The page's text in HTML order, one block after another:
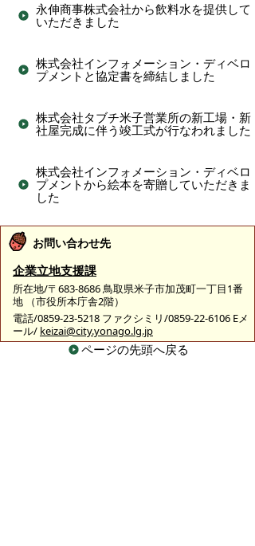
永伸商事株式会社から飲料水を提供して
いただきました
株式会社インフォメーション・ディベロ
プメントと協定書を締結しました
株式会社タブチ米子営業所の新工場・新
社屋完成に伴う竣工式が行なわれました
株式会社インフォメーション・ディベロ
プメントから絵本を寄贈していただきま
した
お問い合わせ先
企業立地支援課
所在地/〒683-8686 鳥取県米子市加茂町一丁目1番
地 （市役所本庁舎2階）
電話/0859-23-5218 ファクシミリ/0859-22-6106 Eメ
ール/ keizai@city.yonago.lg.jp
ページの先頭へ戻る